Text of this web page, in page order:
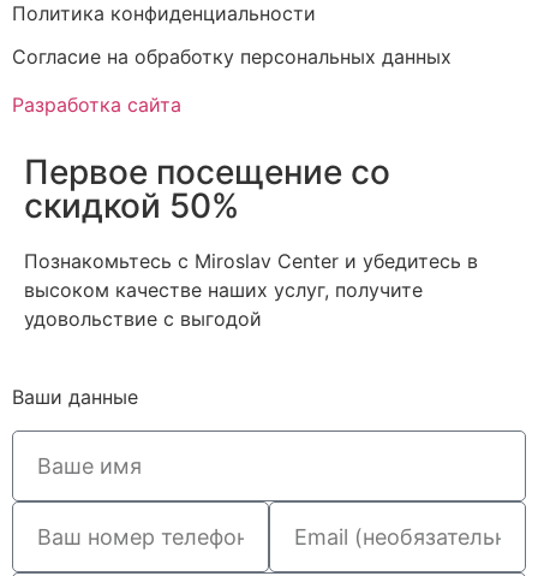
Политика конфиденциальности
Cогласие на обработку персональных данных
Разработка сайта
Первое посещение со
скидкой 50%
Познакомьтесь с Miroslav Сenter и убедитесь в
высоком качестве наших услуг, получите
удовольствие с выгодой
Ваши данные